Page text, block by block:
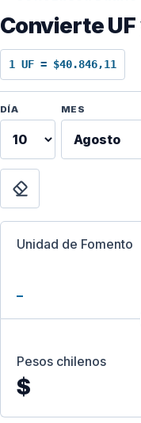
Convierte
1 UF = $40.846,11
Fecha para calcular
DÍA MES
Unidad de Fomento
Pesos chilenos
$